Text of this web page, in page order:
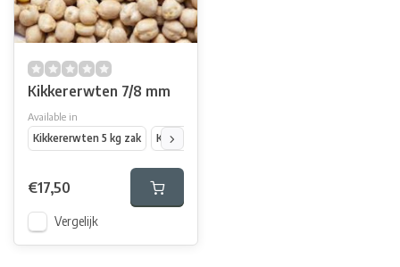
Kikkererwten 7/8 mm
Available in
Kikkererwten 5 kg zak
Kikkererwten 25 kg zak
€17,50
Vergelijk